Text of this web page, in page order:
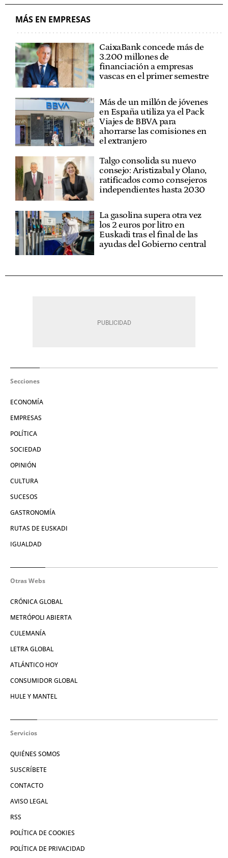
MÁS EN EMPRESAS
CaixaBank concede más de
3.200 millones de
financiación a empresas
vascas en el primer semestre
Más de un millón de jóvenes
en España utiliza ya el Pack
Viajes de BBVA para
ahorrarse las comisiones en
el extranjero
Talgo consolida su nuevo
consejo: Aristizabal y Olano,
ratificados como consejeros
independientes hasta 2030
La gasolina supera otra vez
los 2 euros por litro en
Euskadi tras el final de las
ayudas del Gobierno central
Secciones
ECONOMÍA
EMPRESAS
POLÍTICA
SOCIEDAD
OPINIÓN
CULTURA
SUCESOS
GASTRONOMÍA
RUTAS DE EUSKADI
IGUALDAD
Otras Webs
CRÓNICA GLOBAL
METRÓPOLI ABIERTA
CULEMANÍA
LETRA GLOBAL
ATLÁNTICO HOY
CONSUMIDOR GLOBAL
HULE Y MANTEL
Servicios
QUIÉNES SOMOS
SUSCRÍBETE
CONTACTO
AVISO LEGAL
RSS
POLÍTICA DE COOKIES
POLÍTICA DE PRIVACIDAD